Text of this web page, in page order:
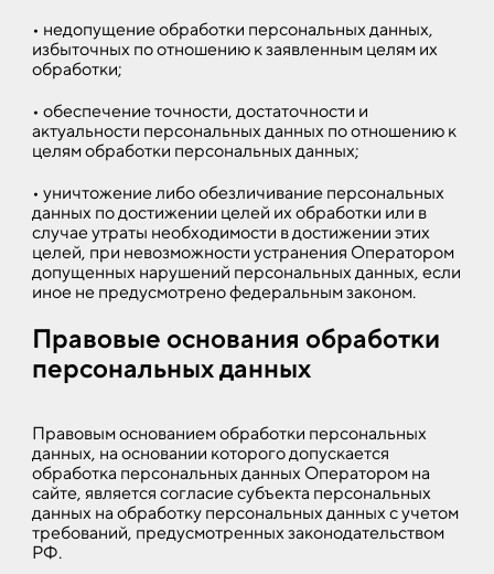
• недопущение обработки персональных данных,
избыточных по отношению к заявленным целям их
обработки;
• обеспечение точности, достаточности и
актуальности персональных данных по отношению к
целям обработки персональных данных;
• уничтожение либо обезличивание персональных
данных по достижении целей их обработки или в
случае утраты необходимости в достижении этих
целей, при невозможности устранения Оператором
допущенных нарушений персональных данных, если
иное не предусмотрено федеральным законом.
Правовые основания обработки
персональных данных
Правовым основанием обработки персональных
данных, на основании которого допускается
обработка персональных данных Оператором на
сайте, является согласие субъекта персональных
данных на обработку персональных данных с учетом
требований, предусмотренных законодательством
РФ.